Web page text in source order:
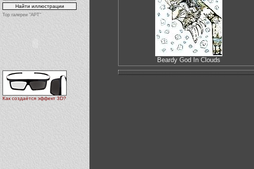
Top галереи "АРТ"
Как создаётся эффект 3D?
Beardy God In Clouds